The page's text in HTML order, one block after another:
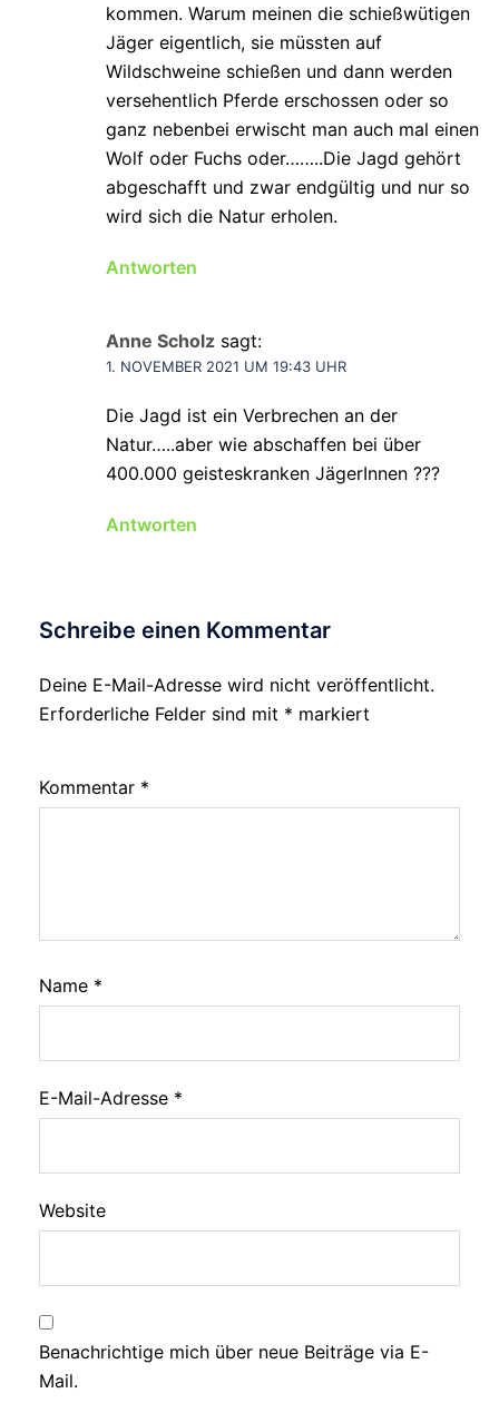
kommen. Warum meinen die schießwütigen
Jäger eigentlich, sie müssten auf
Wildschweine schießen und dann werden
versehentlich Pferde erschossen oder so
ganz nebenbei erwischt man auch mal einen
Wolf oder Fuchs oder……..Die Jagd gehört
abgeschafft und zwar endgültig und nur so
wird sich die Natur erholen.
Antworten
Anne Scholz sagt:
1. NOVEMBER 2021 UM 19:43 UHR
Die Jagd ist ein Verbrechen an der
Natur…..aber wie abschaffen bei über
400.000 geisteskranken JägerInnen ???
Antworten
Schreibe einen Kommentar
Deine E-Mail-Adresse wird nicht veröffentlicht.
Erforderliche Felder sind mit * markiert
Kommentar *
Name *
E-Mail-Adresse *
Website
Benachrichtige mich über neue Beiträge via E-
Mail.